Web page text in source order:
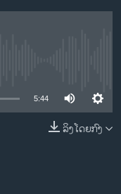
5:44
ລິງໂດຍກົງ